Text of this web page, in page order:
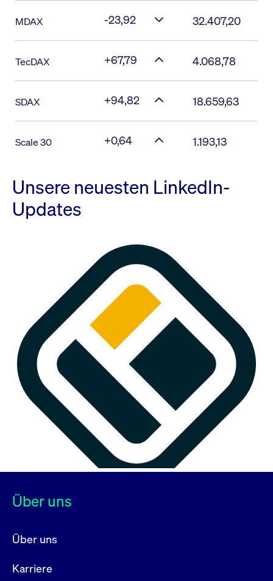
MDAX -23,92 32.407,20
TecDAX +67,79 4.068,78
SDAX +94,82 18.659,63
Scale 30 +0,64 1.193,13
Unsere neuesten LinkedIn-
Updates
Über uns
Über uns
Karriere